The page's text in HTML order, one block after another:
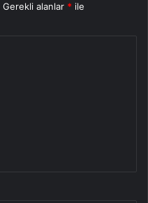
Gerekli alanlar * ile